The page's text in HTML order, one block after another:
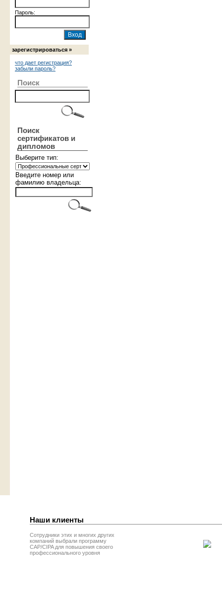
Пароль:
зарегистрироваться »
что дает регистрация?
забыли пароль?
Поиск
Поиск
сертификатов и
дипломов
Выберите тип:
Введите номер или
фамилию владельца:
Наши клиенты
Сотрудники этих и многих других
компаний выбрали программу
CAP/CIPA для повышения своего
профессионального уровня